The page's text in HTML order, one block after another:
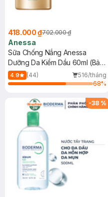
418.000 ₫702.000 ₫
Anessa
Sữa Chống Nắng Anessa
Dưỡng Da Kiềm Dầu 60ml (Bản
Mới)
4.9 (44)
516/tháng
68%
-38 %